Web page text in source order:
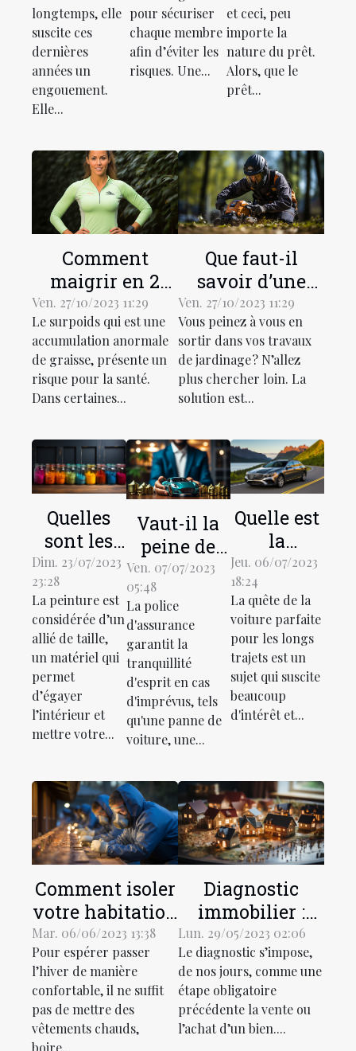
longtemps, elle
suscite ces
dernières
années un
engouement.
Elle...
pour sécuriser
chaque membre
afin d’éviter les
risques. Une...
marche ?
et ceci, peu
importe la
nature du prêt.
Alors, que le
prêt...
Comment
maigrir en 2
mois ?
Ven. 27/10/2023 11:29
Le surpoids qui est une
accumulation anormale
de graisse, présente un
risque pour la santé.
Dans certaines...
Que faut-il
savoir d’une
débroussailleuse
électrique ?
Ven. 27/10/2023 11:29
Vous peinez à vous en
sortir dans vos travaux
de jardinage ? N’allez
plus chercher loin. La
solution est...
Quelles
sont les
meilleures
façons
d’utiliser
la
peinture
dans
votre
maison ?
Dim. 23/07/2023
23:28
La peinture est
considérée d’un
allié de taille,
un matériel qui
permet
d’égayer
l’intérieur et
mettre votre...
Vaut-il la
peine de
faire appel
à des
agences
d'assurance
?
Ven. 07/07/2023
05:48
La police
d'assurance
garantit la
tranquillité
d'esprit en cas
d'imprévus, tels
qu'une panne de
voiture, une...
Quelle est
la
meilleure
voiture
pour les
longs
trajets ?
Jeu. 06/07/2023
18:24
La quête de la
voiture parfaite
pour les longs
trajets est un
sujet qui suscite
beaucoup
d'intérêt et...
Comment isoler
votre habitation
et économiser
de l’énergie
pendant
l’hiver ?
Mar. 06/06/2023 13:38
Pour espérer passer
l’hiver de manière
confortable, il ne suffit
pas de mettre des
vêtements chauds,
Diagnostic
immobilier :
quelques
informations
capitales à
connaître
absolument
Lun. 29/05/2023 02:06
Le diagnostic s’impose,
de nos jours, comme une
étape obligatoire
précédente la vente ou
l’achat d’un bien....